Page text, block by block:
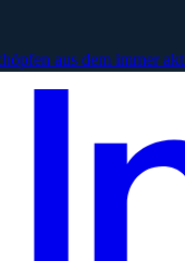
aus dem immer